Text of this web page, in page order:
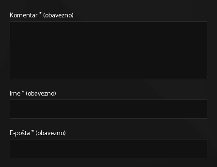
Komentar* (obavezno)
Ime* (obavezno)
E-pošta* (obavezno)